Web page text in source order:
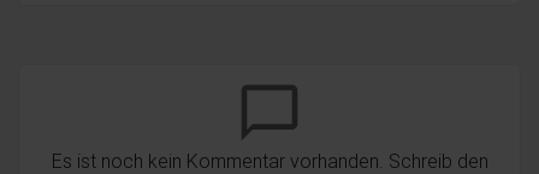
chat_bubble_outline
Es ist noch kein Kommentar vorhanden. Schreib den